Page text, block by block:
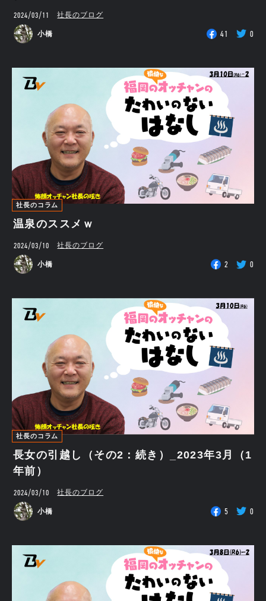
2024/03/11 社長のブログ
小橋 41 0
社長のコラム
温泉のススメｗ
2024/03/10 社長のブログ
小橋 2 0
社長のコラム
長女の引越し（その2：続き）_2023年3月（1
年前）
2024/03/10 社長のブログ
小橋 5 0